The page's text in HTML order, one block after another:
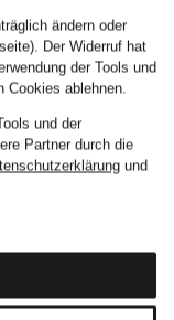
420 €
ändern oder
Der Widerruf hat
der Tools und
ablehnen.
und der
Partner durch die
und